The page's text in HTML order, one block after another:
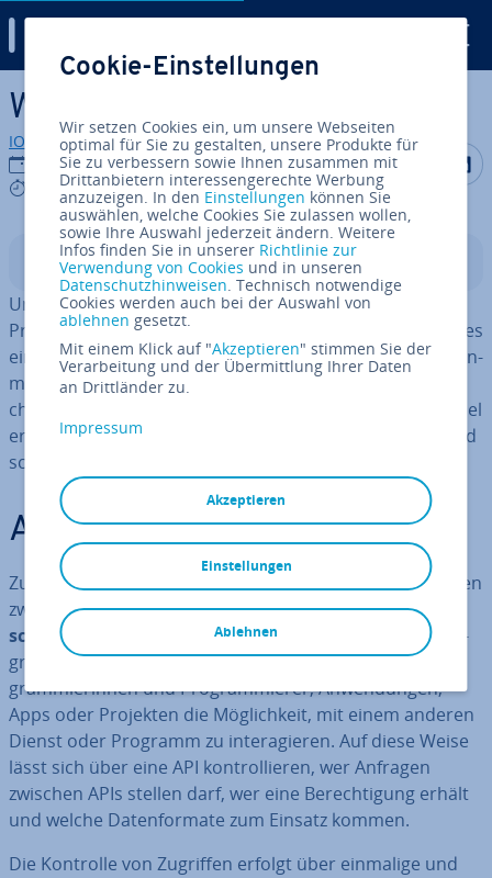
Zum Haupt­in­halt springen
Was ist ein API-Key?
IONOS Redaktion
15.09.2023
7 mins
Auf Auf
In­halts­ver­zeich­nis
Um über eine Pro­gram­mier­schnitt­stel­le auf ein
Programm oder eine Anwendung zu­zu­grei­fen, braucht es
einen API-Key. Beim API-Key handelt es sich um einen ein­
ma­li­gen Schlüssel bestehend aus einer geheimen Zei­
chen­fol­ge, die den Zugriff be­rech­tigt. Mit einem Schlüssel
erkennt die API be­rech­tig­te Nut­ze­rin­nen und Nutzer und
schützt Programme und Systeme vor Fremd­zu­griff.
API-Key: De­fi­ni­ti­on
Zur Ver­bin­dung und zum Austausch von Funk­tio­na­li­tä­ten
zwischen zwei Pro­gram­men kommenPro­gram­mier­
schnitt­stel­len
, besser bekannt als
(Ap­pli­ca­ti­on Pro­
gramming Interface), zum Einsatz. Eine API bietet Pro­
gram­mie­rin­nen und Pro­gram­mie­rer, An­wen­dun­gen,
Apps oder Projekten die Mög­lich­keit, mit einem anderen
Dienst oder Programm zu in­ter­agie­ren. Auf diese Weise
lässt sich über eine API kon­trol­lie­ren, wer Anfragen
zwischen APIs stellen darf, wer eine Be­rech­ti­gung erhält
und welche Da­ten­for­ma­te zum Einsatz kommen.
Die Kontrolle von Zugriffen erfolgt über einmalige und
Cookie-Einstellungen
Wir setzen Cookies ein, um unsere Webseiten
optimal für Sie zu gestalten, unsere Produkte für
Sie zu verbessern sowie Ihnen zusammen mit
Drittanbietern interessengerechte Werbung
anzuzeigen. In den Einstellungen können Sie
auswählen, welche Cookies Sie zulassen wollen,
sowie Ihre Auswahl jederzeit ändern. Weitere
Infos finden Sie in unserer Richtlinie zur
Verwendung von Cookies und in unseren
Datenschutzhinweisen. Technisch notwendige
Cookies werden auch bei der Auswahl von
ablehnen gesetzt.
Mit einem Klick auf "Akzeptieren" stimmen Sie der
Verarbeitung und der Übermittlung Ihrer Daten
an Drittländer zu.
Impressum
Akzeptieren
Ablehnen
Einstellungen